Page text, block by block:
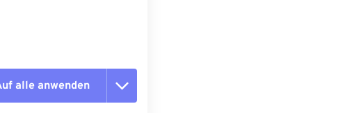
alle anwenden